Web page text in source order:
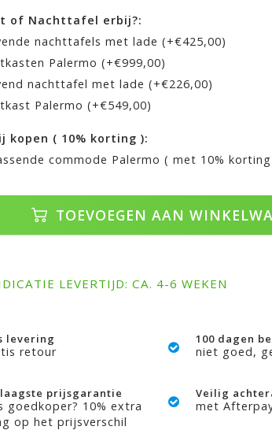
of Nachttafel erbij?:
nachttafels met lade (+€425,00)
Palermo (+€999,00)
nachttafel met lade (+€226,00)
Palermo (+€549,00)
kopen ( 10% korting ):
commode Palermo ( met 10%
TOEVOEGEN AAN
LEVERTIJD: CA. 4-6 WEKEN
levering
retour
100 dagen
niet goed,
laagste prijsgarantie
goedkoper? 10% extra
op het prijsverschil
Veilig
met